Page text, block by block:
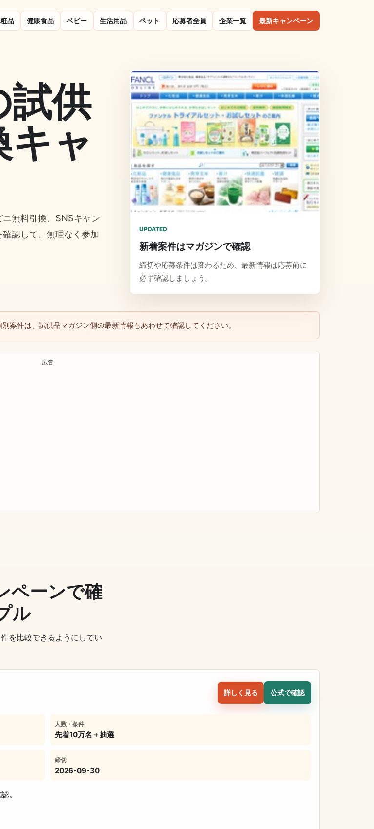
品 健康食品 ベビー 生活用品 ペット 応募者全員 企業一覧 最新キャンペーン
試供
ャ
無料引換、SNSキャン
認して、無理なく参加
UPDATED
新着案件はマガジンで確認
締切や応募条件は変わるため、最新情報は応募前に
必ず確認しましょう。
案件は、試供品マガジン側の最新情報もあわせて確認してください。
広告
ペーンで確
ル
を比較できるようにしてい
詳しく見る 公式で確認
人数・条件
先着10万名＋抽選
締切
2026-09-30
。